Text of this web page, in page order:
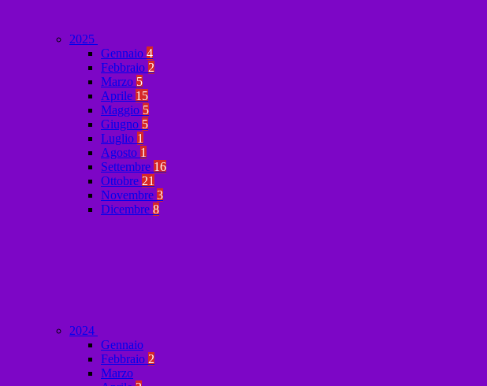
2025
Gennaio 4
Febbraio 2
Marzo 5
Aprile 15
Maggio 5
Giugno 5
Luglio 1
Agosto 1
Settembre 16
Ottobre 21
Novembre 3
Dicembre 8
2024
Gennaio
Febbraio 2
Marzo